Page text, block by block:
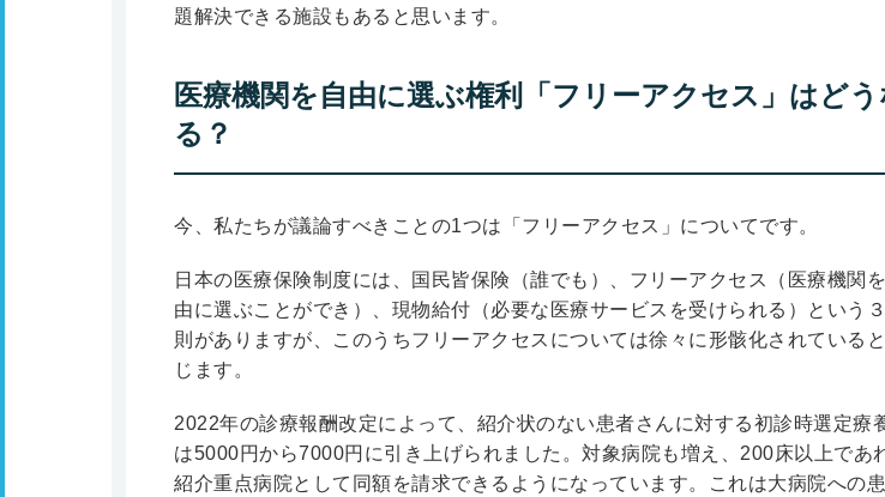
題解決できる施設もあると思います。
医療機関を自由に選ぶ権利「フリーアクセス」はどう
る？
今、私たちが議論すべきことの1つは「フリーアクセス」についてです。
日本の医療保険制度には、国民皆保険（誰でも）、フリーアクセス（医療機関
由に選ぶことができ）、現物給付（必要な医療サービスを受けられる）という
則がありますが、このうちフリーアクセスについては徐々に形骸化されている
じます。
2022年の診療報酬改定によって、紹介状のない患者さんに対する初診時選定療
は5000円から7000円に引き上げられました。対象病院も増え、200床以上であ
紹介重点病院として同額を請求できるようになっています。これは大病院への